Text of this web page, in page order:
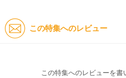
この特集へのレビュー
この特集へのレビューを書